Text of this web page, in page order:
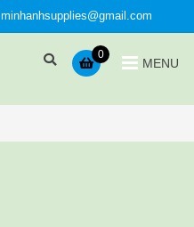
minhanhsupplies@gmail.com
0
MENU